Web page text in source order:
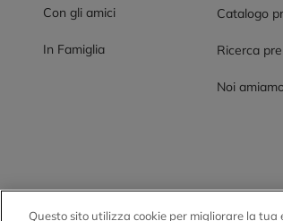
Con gli amici
In Famiglia
Catalogo
Ricerca
Noi
Questo sito utilizza cookie per migliorare la